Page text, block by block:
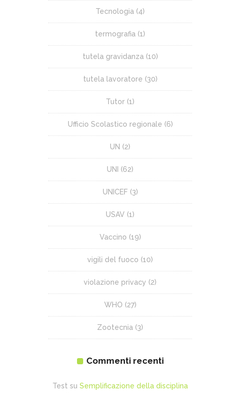
Tecnologia (4)
termografia (1)
tutela gravidanza(10)
tutela lavoratore (30)
Tutor (1)
Ufficio Scolastico regionale (6)
UN (2)
UNI (62)
UNICEF(3)
USAV (1)
Vaccino (19)
vigili del fuoco (10)
violazione privacy (2)
WHO (27)
Zootecnia (3)
Commenti recenti
Test su Semplificazione della disciplina